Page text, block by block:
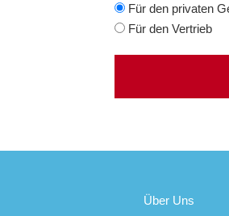
Für den privaten
Für den Vertrieb
Über Uns